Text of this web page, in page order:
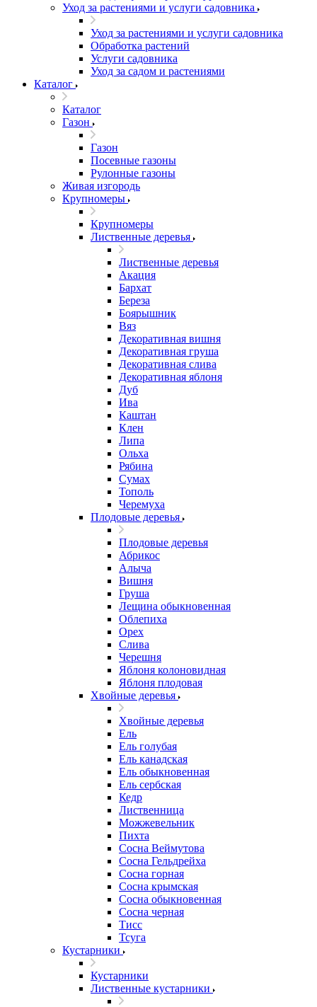
Уход за растениями и услуги садовника
Уход за растениями и услуги садовника
Обработка растений
Услуги садовника
Уход за садом и растениями
Каталог
Каталог
Газон
Газон
Посевные газоны
Рулонные газоны
Живая изгородь
Крупномеры
Крупномеры
Лиственные деревья
Лиственные деревья
Акация
Бархат
Береза
Боярышник
Вяз
Декоративная вишня
Декоративная груша
Декоративная слива
Декоративная яблоня
Дуб
Ива
Каштан
Клен
Липа
Ольха
Рябина
Сумах
Тополь
Черемуха
Плодовые деревья
Плодовые деревья
Абрикос
Алыча
Вишня
Груша
Лещина обыкновенная
Облепиха
Орех
Слива
Черешня
Яблоня колоновидная
Яблоня плодовая
Хвойные деревья
Хвойные деревья
Ель
Ель голубая
Ель канадская
Ель обыкновенная
Ель сербская
Кедр
Лиственница
Можжевельник
Пихта
Сосна Веймутова
Сосна Гельдрейха
Сосна горная
Сосна крымская
Сосна обыкновенная
Сосна черная
Тисс
Тсуга
Кустарники
Кустарники
Лиственные кустарники